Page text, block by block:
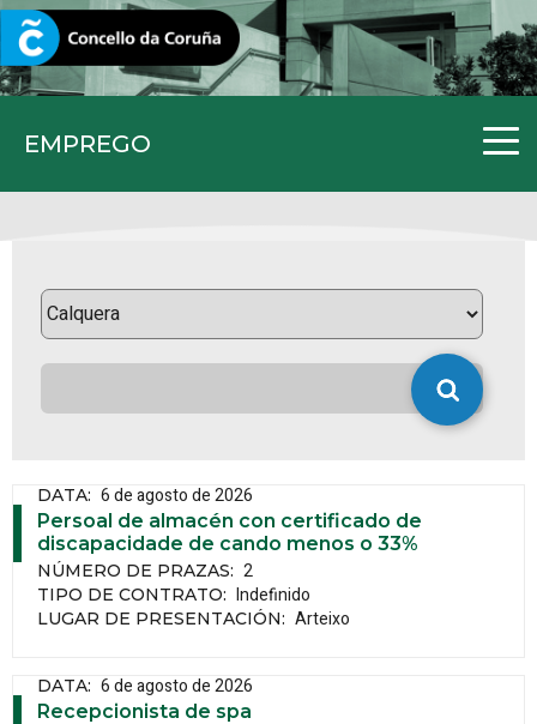
EMPREGO
CORUNA.GAL
DATA: 6 de agosto de 2026
Persoal de almacén con certificado de
discapacidade de cando menos o 33%
NÚMERO DE PRAZAS: 2
TIPO DE CONTRATO: Indefinido
LUGAR DE PRESENTACIÓN: Arteixo
DATA: 6 de agosto de 2026
Recepcionista de spa